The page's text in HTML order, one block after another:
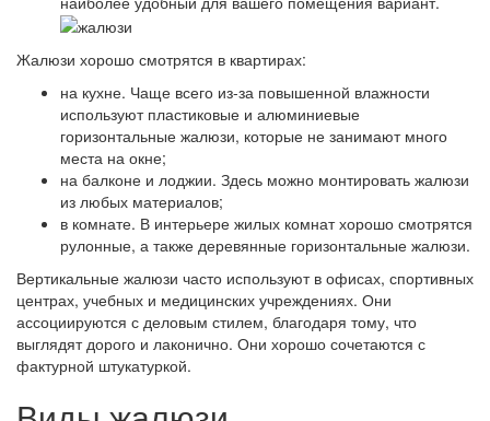
Жалюзи хорошо смотрятся в квартирах:
на кухне. Чаще всего из-за повышенной влажности
используют пластиковые и алюминиевые
горизонтальные жалюзи, которые не занимают много
места на окне;
на балконе и лоджии. Здесь можно монтировать жалюзи
из любых материалов;
в комнате. В интерьере жилых комнат хорошо смотрятся
рулонные, а также деревянные горизонтальные жалюзи.
Вертикальные жалюзи часто используют в офисах, спортивных
центрах, учебных и медицинских учреждениях. Они
ассоциируются с деловым стилем, благодаря тому, что
выглядят дорого и лаконично. Они хорошо сочетаются с
фактурной штукатуркой.